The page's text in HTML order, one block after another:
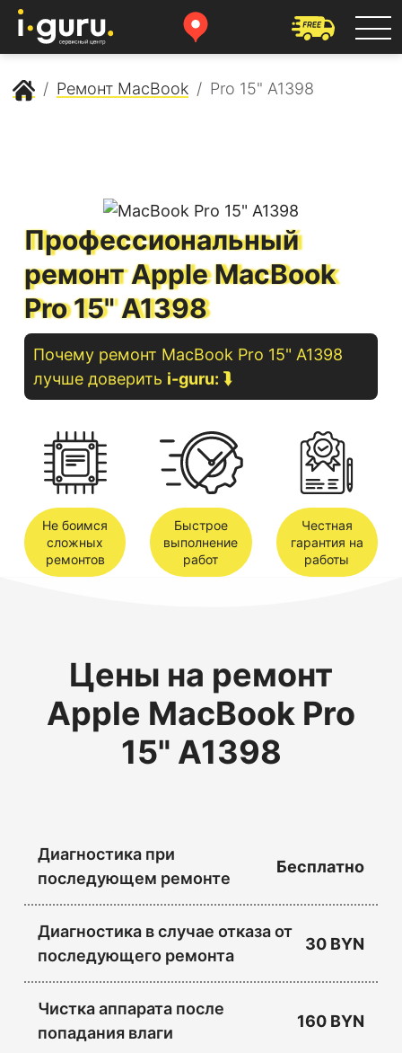
Сервисный центр Apple
Ремонт MacBook Pro 15" A1398
Профессиональный
ремонт Apple MacBook
Pro 15" A1398
Почему ремонт MacBook Pro 15" A1398
лучше доверить i-guru: ⮯
Не боимся
сложных
ремонтов
Быстрое
выполнение
работ
Честная
гарантия на
работы
Цены на ремонт
Apple MacBook Pro
15" A1398
Диагностика при
последующем ремонте
Бесплатно
Диагностика в случае отказа от
последующего ремонта
30 BYN
Чистка аппарата после
попадания влаги
160 BYN